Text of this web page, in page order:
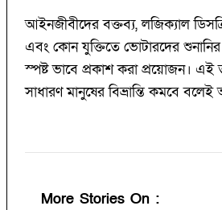
আইনজীবীদের বক্তব্য, লজিক্যাল
এবং কোন যুক্তিতে ভোটারদের
স্পষ্ট ভাবে প্রকাশ করা প্রয়োজন। এই
সাধারণ মানুষের বিভ্রান্তি কমবে
More Stories On :